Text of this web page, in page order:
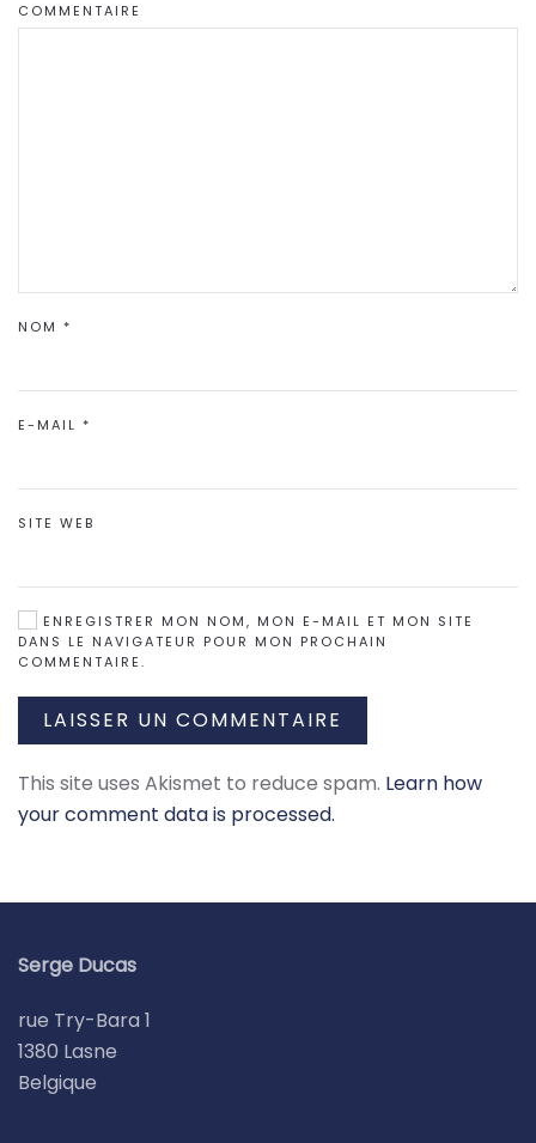
COMMENTAIRE
NOM *
E-MAIL *
SITE WEB
ENREGISTRER MON NOM, MON E-MAIL ET MON SITE
DANS LE NAVIGATEUR POUR MON PROCHAIN
COMMENTAIRE.
LAISSER UN COMMENTAIRE
This site uses Akismet to reduce spam. Learn how
your comment data is processed.
Serge Ducas
rue Try-Bara 1
1380 Lasne
Belgique